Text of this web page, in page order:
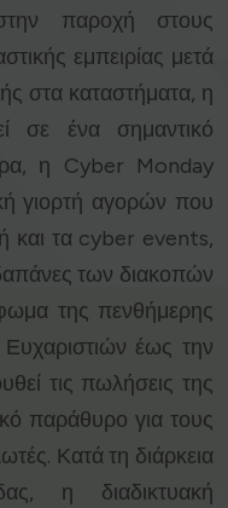
παροχή στους
εμπειρίας μετά
στα καταστήματα, η
σε ένα σημαντικό
η Cyber Monday
γιορτή αγορών που
και τα cyber events,
των διακοπών
της πενθήμερης
έως την
τις πωλήσεις της
παράθυρο για τους
Κατά τη διάρκεια
η διαδικτυακή